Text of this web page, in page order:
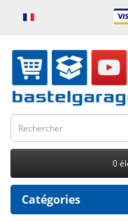
0
Catégories